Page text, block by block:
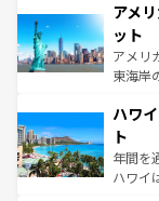
ンツ一
の建物
博物館
ことが
者向け
着のス
アメ
ット
アメリ
東海岸
のよう
ンメン
西部に
ストー
ハワ
ト
年間を
ハワイ